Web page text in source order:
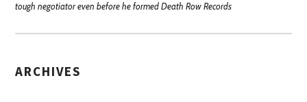
tough negotiator even before he formed Death Row Records
ARCHIVES